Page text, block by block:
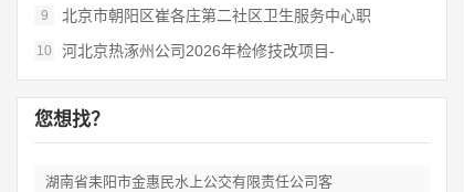
9 北京市朝阳区崔各庄第二社区卫生服务中心职
10 河北京热涿州公司2026年检修技改项目-
您想找？
湖南省耒阳市金惠民水上公交有限责任公司客